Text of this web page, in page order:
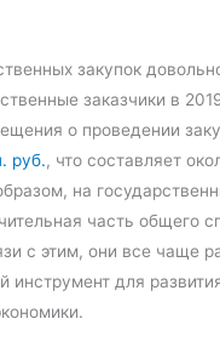
закупок
заказчики в
о проведении
руб., что составляет
на
часть общего
с этим, они все чаще
инструмент для